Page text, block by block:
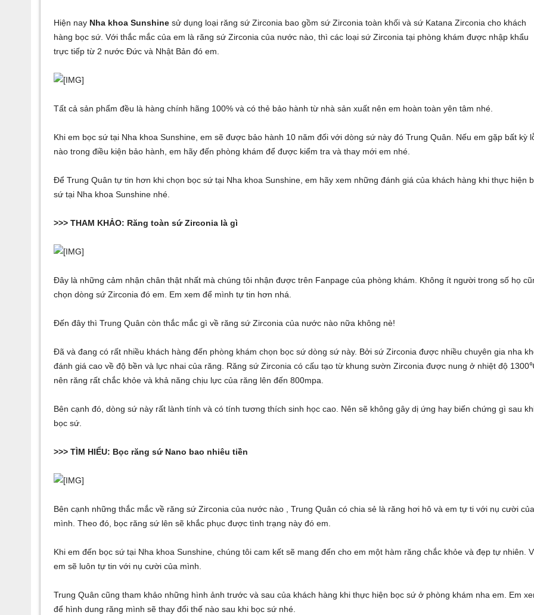
Hiện nay Nha khoa Sunshine sử dụng loại răng sứ Zirconia bao gồm sứ Zirconia toàn khối và sứ Katana Zirconia cho khách
hàng bọc sứ. Với thắc mắc của em là răng sứ Zirconia của nước nào, thì các loại sứ Zirconia tại phòng khám được nhập khẩu
trực tiếp từ 2 nước Đức và Nhật Bản đó em.
Tất cả sản phẩm đều là hàng chính hãng 100% và có thẻ bảo hành từ nhà sản xuất nên em hoàn toàn yên tâm nhé.
Khi em bọc sứ tại Nha khoa Sunshine, em sẽ được bảo hành 10 năm đối với dòng sứ này đó Trung Quân. Nếu em gặp bất kỳ
nào trong điều kiện bảo hành, em hãy đến phòng khám để được kiểm tra và thay mới em nhé.
Để Trung Quân tự tin hơn khi chọn bọc sứ tại Nha khoa Sunshine, em hãy xem những đánh giá của khách hàng khi thực hiện
sứ tại Nha khoa Sunshine nhé.
>>> THAM KHẢO: Răng toàn sứ Zirconia là gì
Đây là những cảm nhận chân thật nhất mà chúng tôi nhận được trên Fanpage của phòng khám. Không ít người trong số họ
chọn dòng sứ Zirconia đó em. Em xem để mình tự tin hơn nhá.
Đến đây thì Trung Quân còn thắc mắc gì về răng sứ Zirconia của nước nào nữa không nè!
Đã và đang có rất nhiều khách hàng đến phòng khám chọn bọc sứ dòng sứ này. Bởi sứ Zirconia được nhiều chuyên gia nha
đánh giá cao về độ bền và lực nhai của răng. Răng sứ Zirconia có cấu tạo từ khung sườn Zirconia được nung ở nhiệt độ
nên răng rất chắc khỏe và khả năng chịu lực của răng lên đến 800mpa.
Bên cạnh đó, dòng sứ này rất lành tính và có tính tương thích sinh học cao. Nên sẽ không gây dị ứng hay biến chứng gì sau
bọc sứ.
>>> TÌM HIỂU: Bọc răng sứ Nano bao nhiêu tiền
Bên cạnh những thắc mắc về răng sứ Zirconia của nước nào , Trung Quân có chia sẻ là răng hơi hô và em tự ti với nụ cười của
mình. Theo đó, bọc răng sứ lên sẽ khắc phục được tình trạng này đó em.
Khi em đến bọc sứ tại Nha khoa Sunshine, chúng tôi cam kết sẽ mang đến cho em một hàm răng chắc khỏe và đẹp tự nhiên.
em sẽ luôn tự tin với nụ cười của mình.
Trung Quân cũng tham khảo những hình ảnh trước và sau của khách hàng khi thực hiện bọc sứ ở phòng khám nha em. Em
để hình dung răng mình sẽ thay đổi thế nào sau khi bọc sứ nhé.